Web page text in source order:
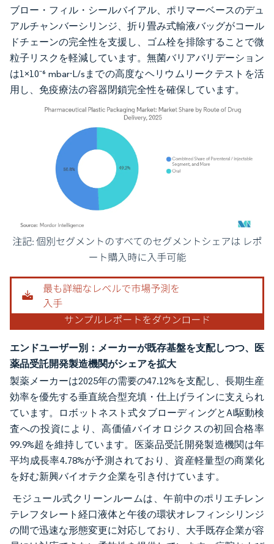
ブロー・フィル・シールバイアル、ポリマーベースのデュ
アルチャンバーシリンジ、折り畳み式輸液バッグがコール
ドチェーンの完全性を支援し、ゴム栓を排除することで微
粒子リスクを軽減しています。無菌バリアバリデーション
は1×10⁻⁶ mbar·L/sまでの高度なヘリウムリークテストを活
用し、免疫療法の容器閉鎖完全性を確保しています。
画像 © Mordor Intelligence。再利用にはCC BY 4.0の表示が必要です。
エンドユーザー別：メーカーが既存基盤を支配しつつ、医
薬品受託開発製造機関がシェアを拡大
製薬メーカーは2025年の需要の47.12%を支配し、長期生産
効率を優先する垂直統合型充填・仕上げラインに支えられ
ています。ロボットネスト式タブローディングとAI駆動検
査への投資により、高価値バイオロジクスの初回合格率
99.9%超を維持しています。医薬品受託開発製造機関は年
平均成長率4.78%が予測されており、資産軽量型の商業化
を好む新興バイオテク企業を引き付けています。
モジュール式クリーンルームは、午前中のポリエチレン
テレフタレート経口液体と午後の環状オレフィンシリンジ
の間で迅速な形態変更に対応しており、大手既存企業が容